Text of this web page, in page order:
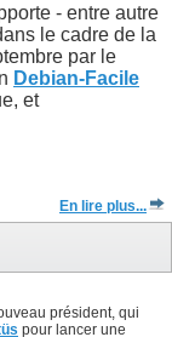
- entre autre
le cadre de la
par le
Debian-Facile
et
En lire plus...
président, qui
pour lancer une